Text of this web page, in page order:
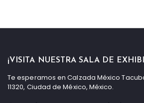
¡VISITA NUESTRA SALA DE
Te esperamos en Calzada México
11320, Ciudad de México, México.